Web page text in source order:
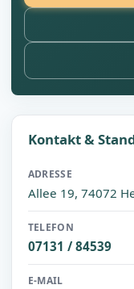
Kontakt &
ADRESSE
Allee 19, 74072
TELEFON
07131 / 84539
E-MAIL